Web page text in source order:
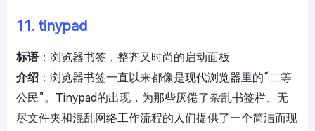
11. tinypad
标语：浏览器书签，整齐又时尚的启动面板
介绍 ：浏览器书签一直以来都像是现代浏览器里的“二等
公民”。Tinypad的出现，为那些厌倦了杂乱书签栏、无
尽文件夹和混乱网络工作流程的人们提供了一个简洁而现